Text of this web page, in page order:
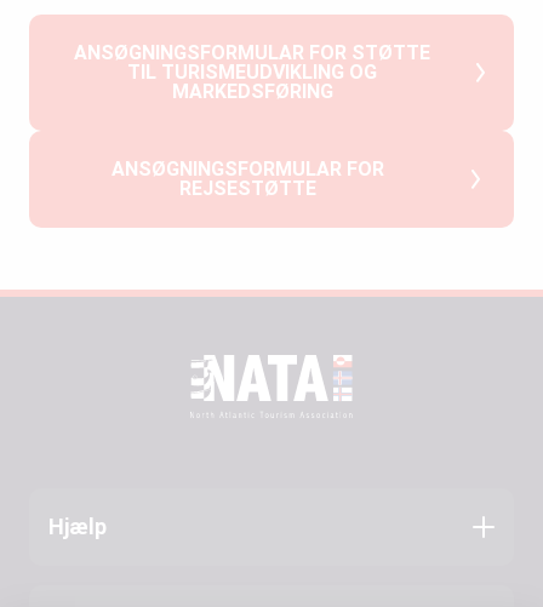
ANSØGNINGSFORMULAR FOR STØTTE
TIL TURISMEUDVIKLING OG
MARKEDSFØRING
ANSØGNINGSFORMULAR FOR
REJSESTØTTE
Hjælp